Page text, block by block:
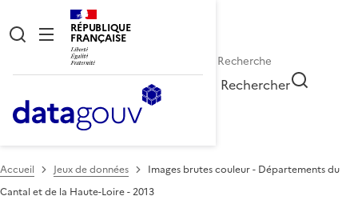
RÉPUBLIQUE
FRANÇAISE
Rechercher
Accueil Jeux de données
Images brutes couleur - Départements du
Cantal et de la Haute-Loire - 2013